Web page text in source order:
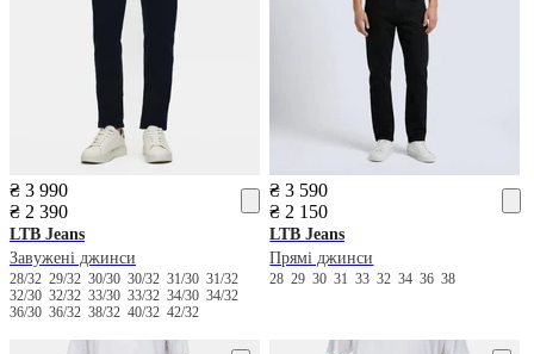
₴ 3 990
₴ 2 390
LTB Jeans
Завужені джинси
28/32 29/32 30/30 30/32 31/30 31/32
32/30 32/32 33/30 33/32 34/30 34/32
36/30 36/32 38/32 40/32 42/32
₴ 3 590
₴ 2 150
LTB Jeans
Прямі джинси
282930313332343638